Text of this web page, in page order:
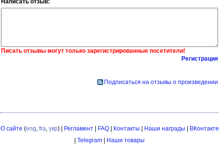
Писать отзывы могут только зарегистрированные посетители!
Регистрация
Подписаться на отзывы о произведении
О сайте (eng fra укр) | Регламент| FAQ| Контакты | Наши награды | ВКонтакте
| Telegram | Наши товары